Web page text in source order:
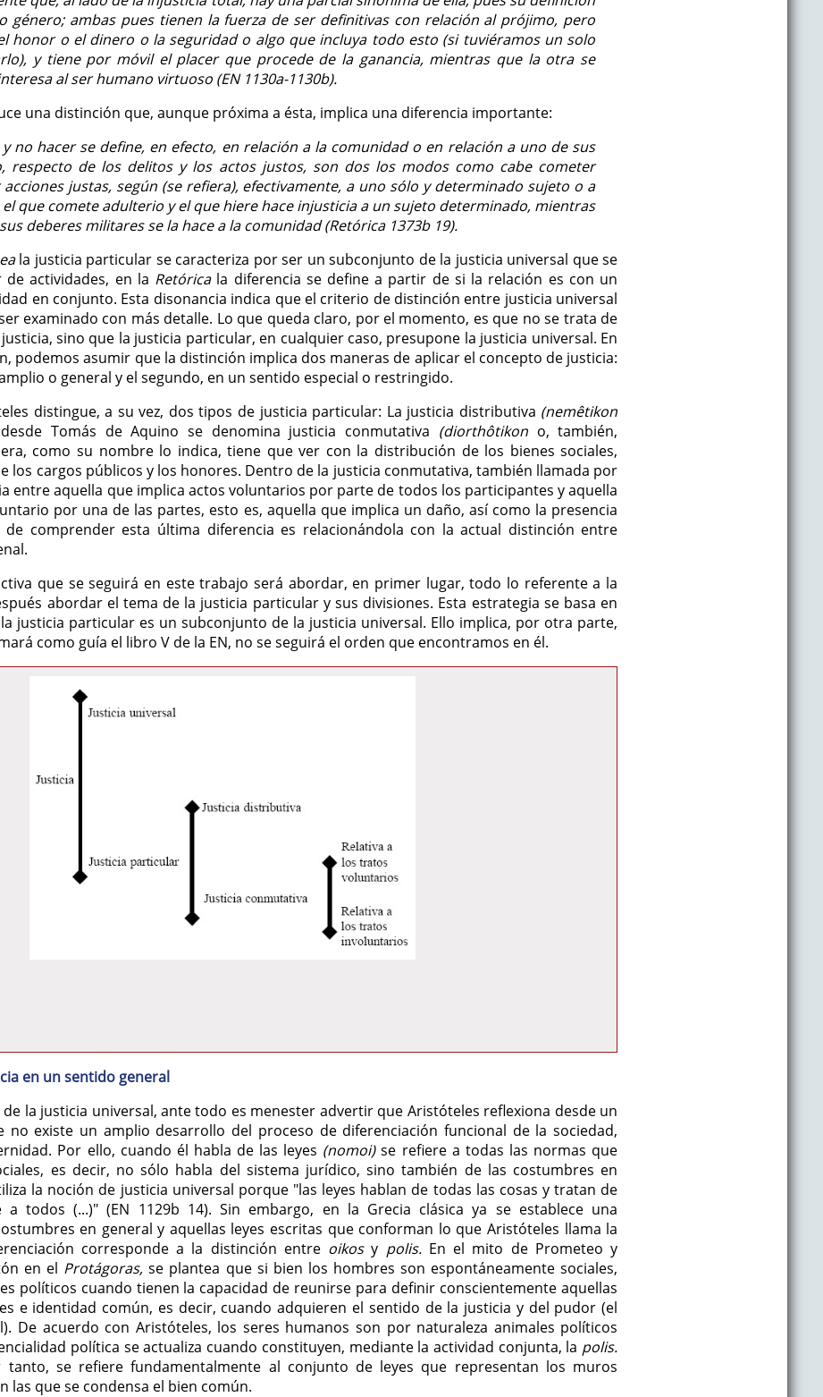
género; ambas pues tienen la fuerza de ser definitivas con relación al prójimo, pero
honor o el dinero o la seguridad o algo que incluya todo esto (si tuviéramos un solo
y tiene por móvil el placer que procede de la ganancia, mientras que la otra se
al ser humano virtuoso (EN 1130a-1130b).
una distinción que, aunque próxima a ésta, implica una diferencia importante:
no hacer se define, en efecto, en relación a la comunidad o en relación a uno de sus
respecto de los delitos y los actos justos, son dos los modos como cabe cometer
justas, según (se refiera), efectivamente, a uno sólo y determinado sujeto o a
que comete adulterio y el que hiere hace injusticia a un sujeto determinado, mientras
deberes militares se la hace a la comunidad (Retórica 1373b 19).
la justicia particular se caracteriza por ser un subconjunto de la justicia universal que se
actividades, en la Retóricala diferencia se define a partir de si la relación es con un
en conjunto. Esta disonancia indica que el criterio de distinción entre justicia universal
examinado con más detalle. Lo que queda claro, por el momento, es que no se trata de
sino que la justicia particular, en cualquier caso, presupone la justicia universal. En
podemos asumir que la distinción implica dos maneras de aplicar el concepto de justicia:
o general y el segundo, en un sentido especial o restringido.
distingue, a su vez, dos tipos de justicia particular: La justicia distributiva (nemêtikon
Tomás de Aquino se denomina justicia conmutativa (diorthôtikono, también,
como su nombre lo indica, tiene que ver con la distribución de los bienes sociales,
los cargos públicos y los honores. Dentro de la justicia conmutativa, también llamada por
entre aquella que implica actos voluntarios por parte de todos los participantes y aquella
por una de las partes, esto es, aquella que implica un daño, así como la presencia
comprender esta última diferencia es relacionándola con la actual distinción entre
que se seguirá en este trabajo será abordar, en primer lugar, todo lo referente a la
abordar el tema de la justicia particular y sus divisiones. Esta estrategia se basa en
justicia particular es un subconjunto de la justicia universal. Ello implica, por otra parte,
como guía el libro V de la EN, no se seguirá el orden que encontramos en él.
en un sentido general
la justicia universal, ante todo es menester advertir que Aristóteles reflexiona desde un
no existe un amplio desarrollo del proceso de diferenciación funcional de la sociedad,
Por ello, cuando él habla de las leyes (nomoi)se refiere a todas las normas que
es decir, no sólo habla del sistema jurídico, sino también de las costumbres en
la noción de justicia universal porque "las leyes hablan de todas las cosas y tratan de
todos (...)" (EN 1129b 14). Sin embargo, en la Grecia clásica ya se establece una
en general y aquellas leyes escritas que conforman lo que Aristóteles llama la
corresponde a la distinción entre oikosy polis.En el mito de Prometeo y
en el Protágoras, se plantea que si bien los hombres son espontáneamente sociales,
políticos cuando tienen la capacidad de reunirse para definir conscientemente aquellas
e identidad común, es decir, cuando adquieren el sentido de la justicia y del pudor (el
De acuerdo con Aristóteles, los seres humanos son por naturaleza animales políticos
política se actualiza cuando constituyen, mediante la actividad conjunta, la polis.
tanto, se refiere fundamentalmente al conjunto de leyes que representan los muros
las que se condensa el bien común.